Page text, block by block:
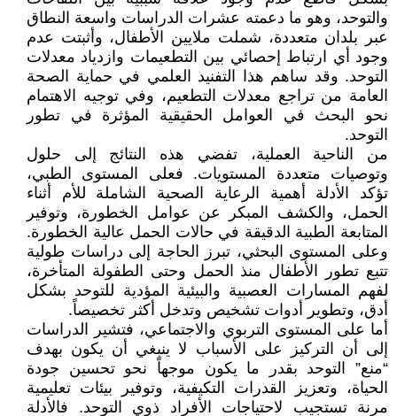
والتوحد، وهو ما دعمته عشرات الدراسات واسعة النطاق
عبر بلدان متعددة، شملت ملايين الأطفال، وأثبتت عدم
وجود أي ارتباط إحصائي بين التطعيمات وازدياد معدلات
التوحد. وقد ساهم هذا التفنيد العلمي في حماية الصحة
العامة من تراجع معدلات التطعيم، وفي توجيه الاهتمام
نحو البحث في العوامل الحقيقية المؤثرة في تطور
التوحد.
من الناحية العملية، تفضي هذه النتائج إلى حلول
وتوصيات متعددة المستويات. فعلى المستوى الطبي،
تؤكد الأدلة أهمية الرعاية الصحية الشاملة للأم أثناء
الحمل، والكشف المبكر عن عوامل الخطورة، وتوفير
المتابعة الطبية الدقيقة في حالات الحمل عالية الخطورة.
وعلى المستوى البحثي، تبرز الحاجة إلى دراسات طولية
تتبع تطور الأطفال منذ الحمل وحتى الطفولة المتأخرة،
لفهم المسارات العصبية والبيئية المؤدية للتوحد بشكل
أدق، وتطوير أدوات تشخيص وتدخل أكثر تخصيصاً.
أما على المستوى التربوي والاجتماعي، فتشير الدراسات
إلى أن التركيز على الأسباب لا ينبغي أن يكون بهدف
“منع” التوحد بقدر ما يكون موجهاً نحو تحسين جودة
الحياة، وتعزيز القدرات التكيفية، وتوفير بيئات تعليمية
مرنة تستجيب لاحتياجات الأفراد ذوي التوحد. فالأدلة